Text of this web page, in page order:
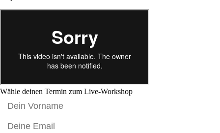
Wähle deinen Termin zum Live-Workshop